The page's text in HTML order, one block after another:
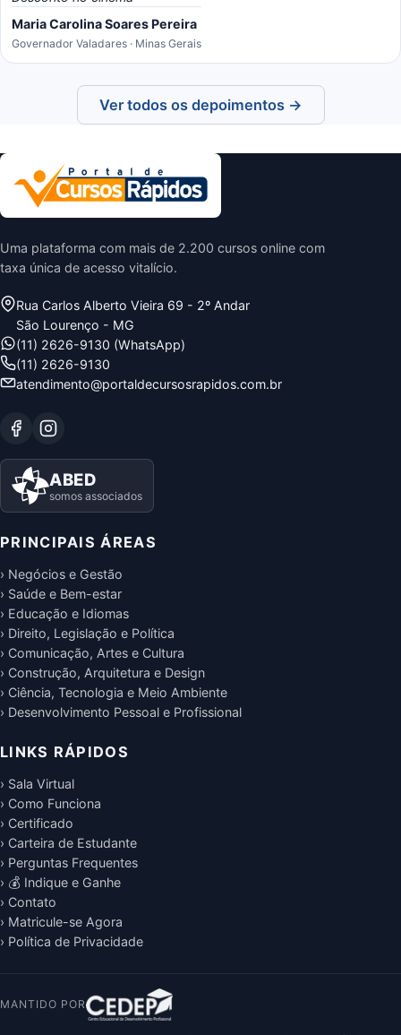
Maria Carolina Soares Pereira
Governador Valadares · Minas Gerais
Ver todos os depoimentos →
Uma plataforma com mais de 2.200 cursos online com
taxa única de acesso vitalício.
Rua Carlos Alberto Vieira 69 - 2º Andar
São Lourenço - MG
(11) 2626-9130 (WhatsApp)
(11) 2626-9130
atendimento@portaldecursosrapidos.com.br
ABED
somos associados
PRINCIPAIS ÁREAS
› Negócios e Gestão
› Saúde e Bem-estar
› Educação e Idiomas
› Direito, Legislação e Política
› Comunicação, Artes e Cultura
› Construção, Arquitetura e Design
› Ciência, Tecnologia e Meio Ambiente
› Desenvolvimento Pessoal e Profissional
LINKS RÁPIDOS
› Sala Virtual
› Como Funciona
› Certificado
› Carteira de Estudante
› Perguntas Frequentes
› 💰 Indique e Ganhe
› Contato
› Matricule-se Agora
› Política de Privacidade
MANTIDO POR